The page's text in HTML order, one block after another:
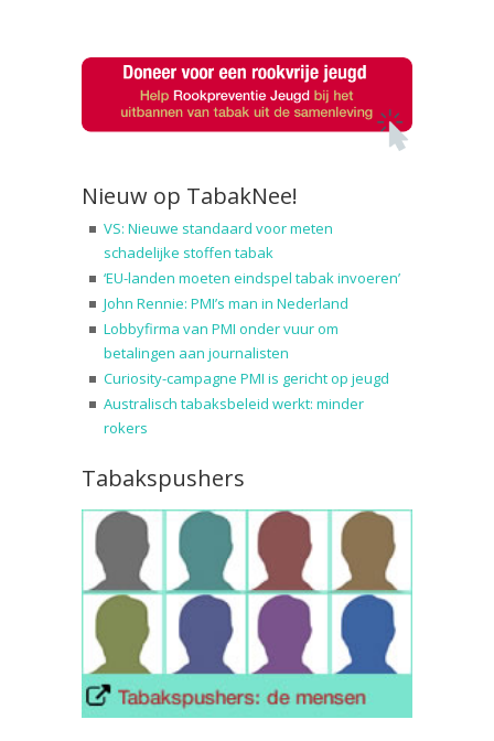
Nieuw op TabakNee!
VS: Nieuwe standaard voor meten
schadelijke stoffen tabak
‘EU-landen moeten eindspel tabak invoeren’
John Rennie: PMI’s man in Nederland
Lobbyfirma van PMI onder vuur om
betalingen aan journalisten
Curiosity-campagne PMI is gericht op jeugd
Australisch tabaksbeleid werkt: minder
rokers
Tabakspushers